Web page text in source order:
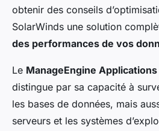
obtenir des conseils
SolarWinds une solution
des performances de vos
Le ManageEngine
distingue par sa capacité à
les bases de données, mais
serveurs et les systèmes